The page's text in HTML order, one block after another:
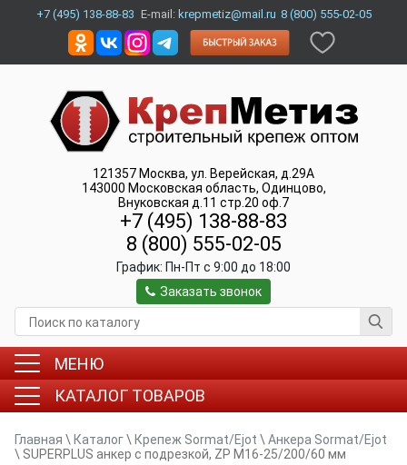
+7 (495) 138-88-83 E-mail: krepmetiz@mail.ru 8 (800) 555-02-05
121357 Москва, ул. Верейская, д.29А
143000 Московская область, Одинцово,
Внуковская д.11 стр.20 оф.7
+7 (495) 138-88-83
8 (800) 555-02-05
График: Пн-Пт c 9:00 до 18:00
Заказать звонок
МЕНЮ
КАТАЛОГ ТОВАРОВ
Главная \ Каталог\ Крепеж Sormat/Ejot \ Анкера Sormat/Ejot
\ SUPERPLUS анкер с подрезкой, ZP M16-25/200/60 мм